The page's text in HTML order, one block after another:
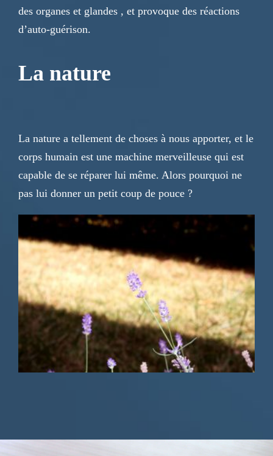
des organes et glandes , et provoque des réactions
d’auto-guérison.
La nature
La nature a tellement de choses à nous apporter, et le
corps humain est une machine merveilleuse qui est
capable de se réparer lui même. Alors pourquoi ne
pas lui donner un petit coup de pouce ?